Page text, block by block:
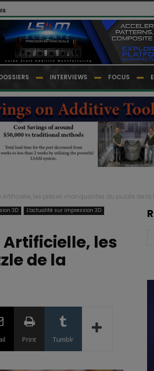
INTERVIEWS FOCUS
les pièces manquantes du puzzle de
3D
L'actualité sur impression 3D
les
de la
Print Tumblr